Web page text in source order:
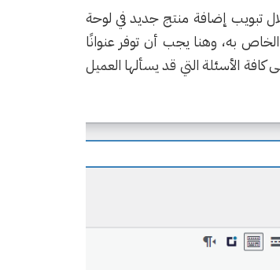
تبويب إضافة منتج جديد في لوحة
به، وهنا يجب أن توفر عنوانًا
الأسئلة التي قد يسألها العميل